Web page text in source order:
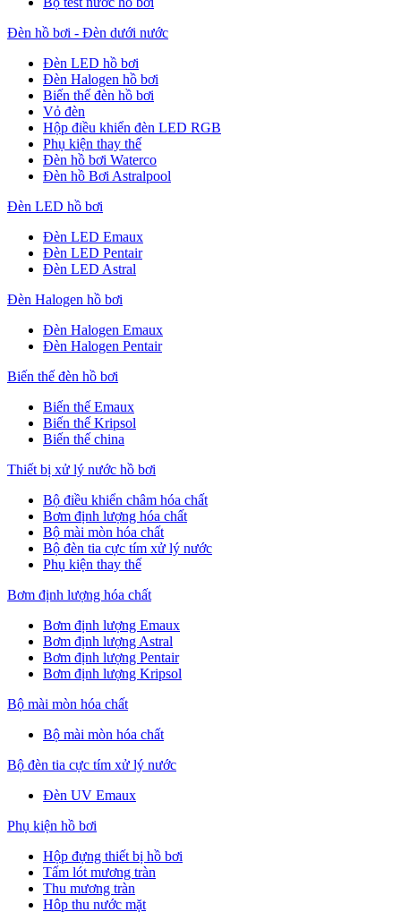
Đèn hồ bơi - Đèn dưới nước
Đèn LED hồ bơi
Đèn Halogen hồ bơi
Biến thế đèn hồ bơi
Vỏ đèn
Hộp điều khiển đèn LED RGB
Phụ kiện thay thế
Đèn hồ bơi Waterco
Đèn hồ Bơi Astralpool
Đèn LED hồ bơi
Đèn LED Emaux
Đèn LED Pentair
Đèn LED Astral
Đèn Halogen hồ bơi
Đèn Halogen Emaux
Đèn Halogen Pentair
Biến thế đèn hồ bơi
Biến thế Emaux
Biến thế Kripsol
Biến thế china
Thiết bị xử lý nước hồ bơi
Bộ điều khiển châm hóa chất
Bơm định lượng hóa chất
Bộ mài mòn hóa chất
Bộ đèn tia cực tím xử lý nước
Phụ kiện thay thế
Bơm định lượng hóa chất
Bơm định lượng Emaux
Bơm định lượng Astral
Bơm định lượng Pentair
Bơm định lượng Kripsol
Bộ mài mòn hóa chất
Bộ mài mòn hóa chất
Bộ đèn tia cực tím xử lý nước
Đèn UV Emaux
Phụ kiện hồ bơi
Hộp đựng thiết bị hồ bơi
Tấm lót mương tràn
Thu mương tràn
Hôp thu nước mặt